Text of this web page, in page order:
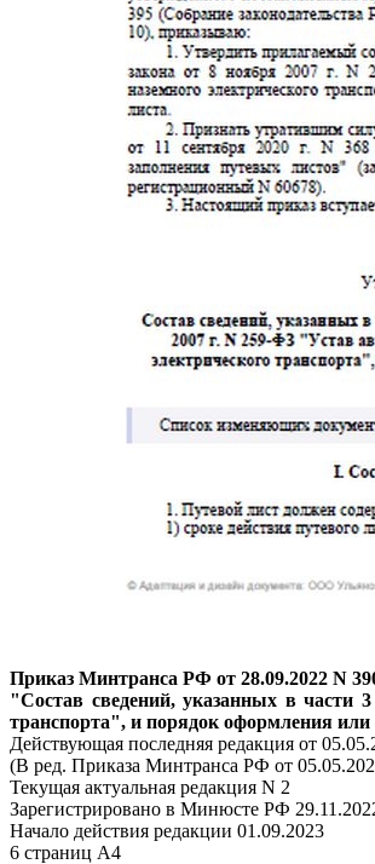
Приказ Минтранса РФ от 28.09.2022 N
"Состав сведений, указанных в части
транспорта", и порядок оформления
Действующая последняя редакция от
(В ред. Приказа Минтранса РФ от
Текущая актуальная редакция N 2
Зарегистрировано в Минюсте РФ
Начало действия редакции 01.09.2023
6 страниц А4